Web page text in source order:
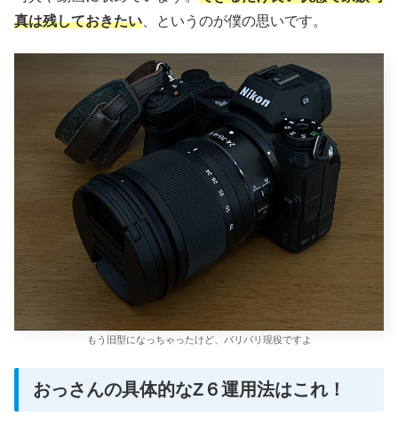
真は残しておきたい 、というのが僕の思いです。
もう旧型になっちゃったけど、バリバリ現役ですよ
おっさんの具体的なZ６運用法はこれ！